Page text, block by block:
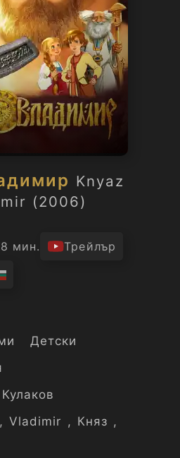
Knyaz
(2006)
мин. Трейлър
Детски
, Vladimir , Княз ,